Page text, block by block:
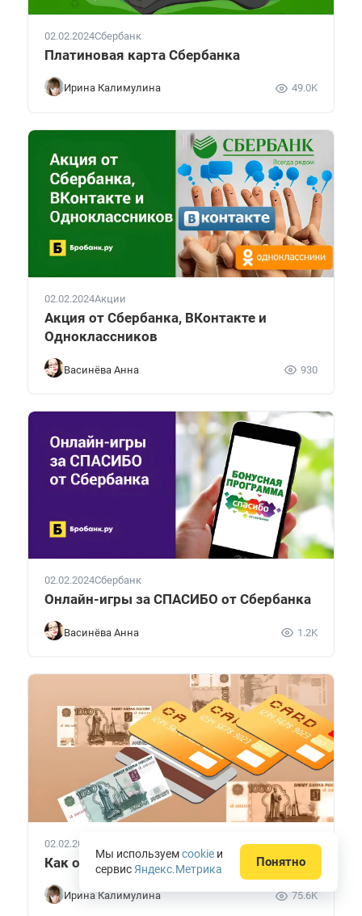
02.02.2024Сбербанк
Платиновая карта Сбербанка
Ирина Калимулина 49.0K
02.02.2024Акции
Акция от Сбербанка, ВКонтакте и
Одноклассников
Васинёва Анна 930
02.02.2024Сбербанк
Онлайн-игры за СПАСИБО от Сбербанка
Васинёва Анна 1.2K
02.02.2024
Как обналичить кредитную карту
Ирина Калимулина 75.6K
Мы используемcookie и
сервис Яндекс.Метрика Понятно